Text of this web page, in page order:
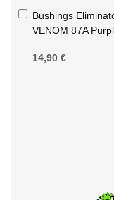
Bushings
VENOM 87A
14,90 €
Aggiungi
al
Carrello